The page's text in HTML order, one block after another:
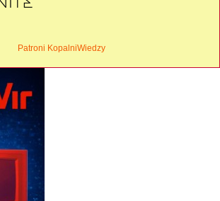
Patroni KopalniWiedzy